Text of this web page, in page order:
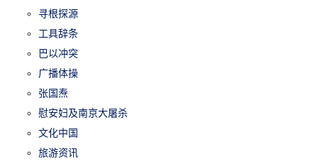
寻根探源
工具辞条
巴以冲突
广播体操
张国焘
慰安妇及南京大屠杀
文化中国
旅游资讯